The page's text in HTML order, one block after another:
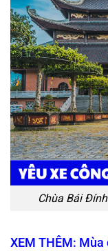
Chùa Bái
XEM THÊM: